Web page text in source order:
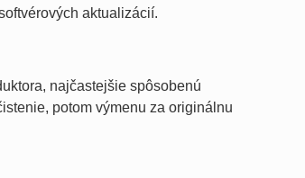
aktualizácií.
najčastejšie spôsobenú
potom výmenu za originálnu